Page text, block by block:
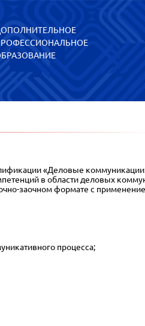
«Деловые
в области деловых
заочном формате с
процесса;